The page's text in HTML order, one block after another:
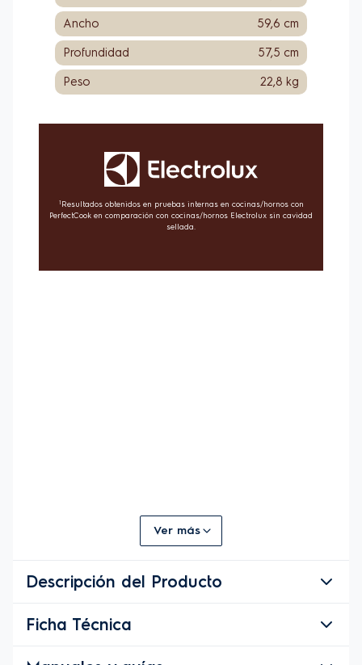
Ver más
Descripción del Producto
Descripción del Producto
Ficha Técnica